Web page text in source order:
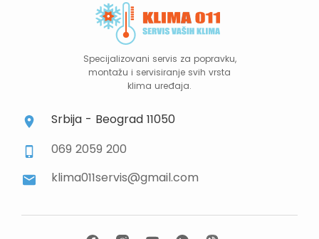
Specijalizovani servis za popravku,
montažu i servisiranje svih vrsta
klima uređaja.
Srbija - Beograd 11050
069 2059 200
klima011servis@gmail.com